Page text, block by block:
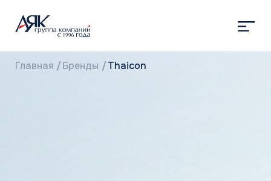
Главная/Бренды /Thaicon